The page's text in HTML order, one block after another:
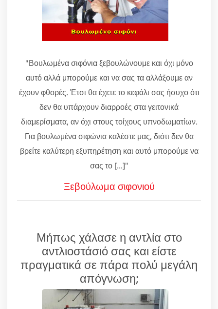
"Βουλωμένα σιφόνια ξεβουλώνουμε και όχι μόνο
αυτό αλλά μπορούμε και να σας τα αλλάξουμε αν
έχουν φθορές. Έτσι θα έχετε το κεφάλι σας ήσυχο ότι
δεν θα υπάρχουν διαρροές στα γειτονικά
διαμερίσματα, αν όχι στους τοίχους υπνοδωματίων.
Για βουλωμένα σιφώνια καλέστε μας, διότι δεν θα
βρείτε καλύτερη εξυπηρέτηση και αυτό μπορούμε να
σας το [...]"
Ξεβούλωμα σιφονιού
Μήπως χάλασε η αντλία στο
αντλιοστάσιό σας και είστε
πραγματικά σε πάρα πολύ μεγάλη
απόγνωση;